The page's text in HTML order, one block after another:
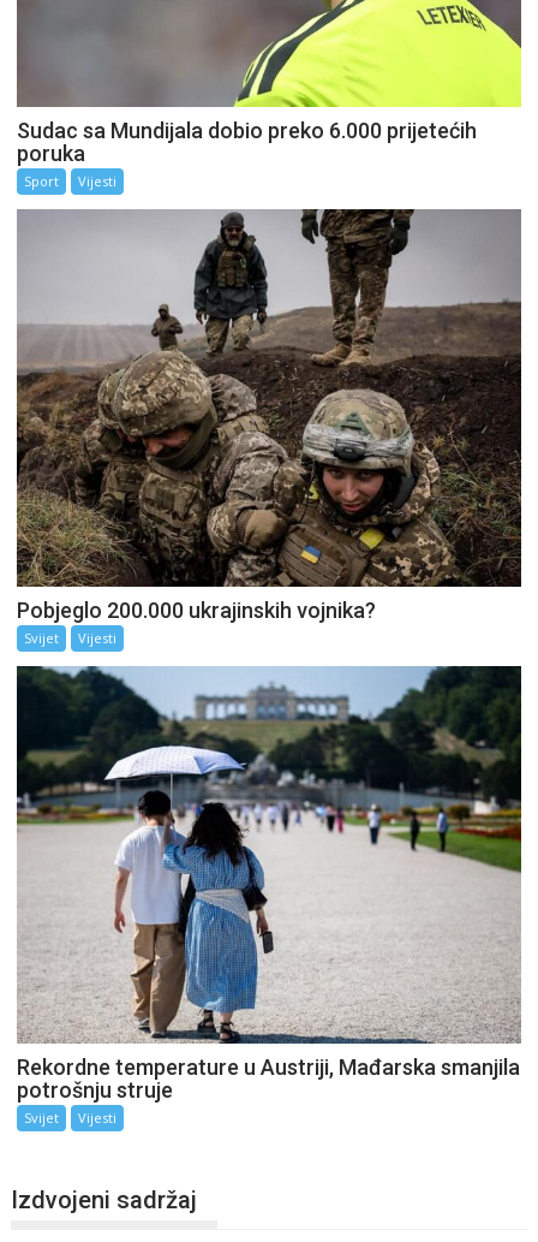
Sudac sa Mundijala dobio preko 6.000 prijetećih
poruka
Sport Vijesti
Pobjeglo 200.000 ukrajinskih vojnika?
Svijet Vijesti
Rekordne temperature u Austriji, Mađarska smanjila
potrošnju struje
Svijet Vijesti
Izdvojeni sadržaj